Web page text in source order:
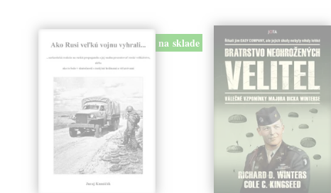
na sklade